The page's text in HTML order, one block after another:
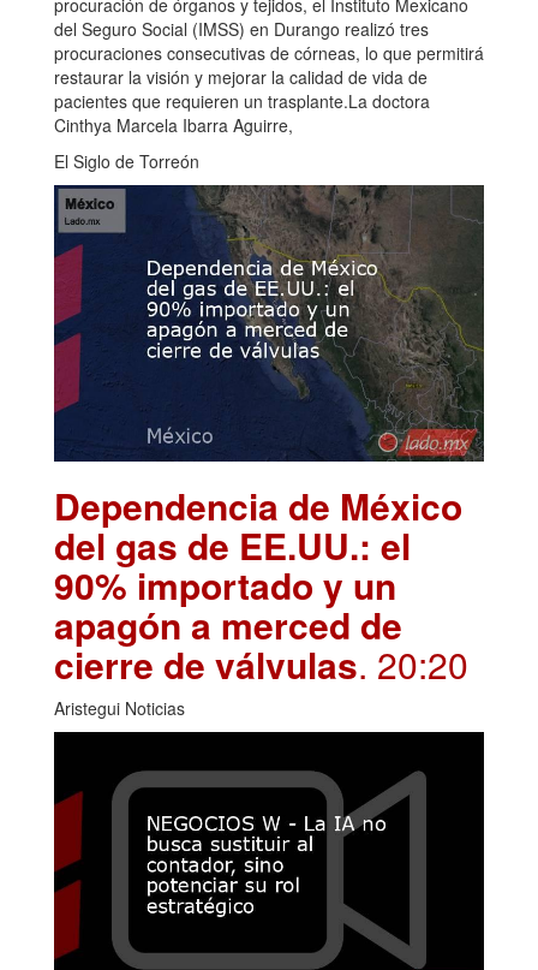
procuración de órganos y tejidos, el Instituto Mexicano
del Seguro Social (IMSS) en Durango realizó tres
procuraciones consecutivas de córneas, lo que permitirá
restaurar la visión y mejorar la calidad de vida de
pacientes que requieren un trasplante.La doctora
Cinthya Marcela Ibarra Aguirre,
El Siglo de Torreón
Dependencia de México
del gas de EE.UU.: el
90% importado y un
apagón a merced de
cierre de válvulas. 20:20
Aristegui Noticias